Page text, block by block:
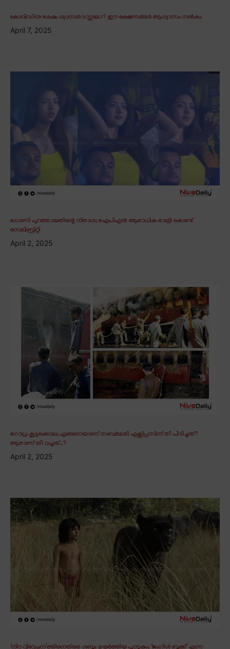
കോവിഡിനു ശേഷം ശ്വാസതടസ്സമോ? ഈ ഭക്ഷണങ്ങൾ ആശ്വാസം നൽകും
April 7, 2025
ധോണി പുറത്തായതിന്റെ നിരാശ; ഐപിഎൽ ആരാധിക രാത്രി കൊണ്ട്
സെലിബ്രിറ്റി
April 2, 2025
ഗോധ്ര കൂട്ടക്കൊല; എങ്ങനെയാണ് സബർമതി എക്സ്പ്രസിന് തീ പിടിച്ചത്?
ആരാണ് തീ വച്ചത്..?
April 2, 2025
‘നിറ വിവേചന’ത്തിനെതിരെ ശബ്ദം ഉയർത്തിയ പുസ്തകം; ‘ജംഗിൾ ബുക്ക്’ എന്ന